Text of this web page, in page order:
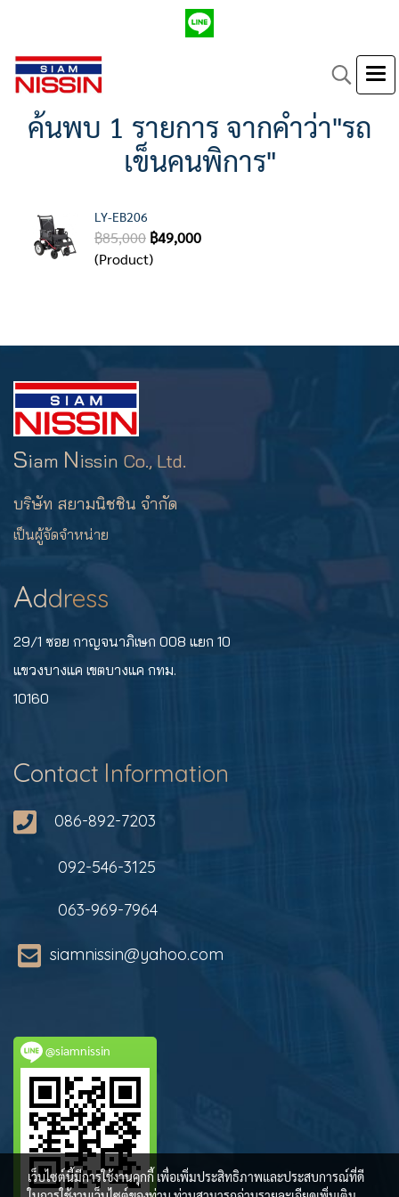
ค้นพบ 1 รายการ จากคำว่า"รถ
เข็นคนพิการ"
LY-EB206
฿85,000 ฿49,000
(Product)
Siam Nissin Co., Ltd.
บริษัท สยามนิชชิน จำกัด
เป็นผู้จัดจำหน่าย
Address
29/1 ซอย กาญจนาภิเษก 008 แยก 10
แขวงบางแค เขตบางแค กทม.
10160
Contact Information
086-892-7203
092-546-3125
063-969-7964
siamnissin@yahoo.com
@siamnissin
เว็บไซต์นี้มีการใช้งานคุกกี้ เพื่อเพิ่มประสิทธิภาพและประสบการณ์ที่ดี